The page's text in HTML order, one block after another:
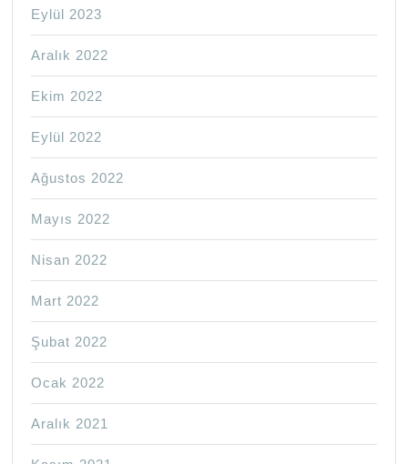
Eylül 2023
Aralık 2022
Ekim 2022
Eylül 2022
Ağustos 2022
Mayıs 2022
Nisan 2022
Mart 2022
Şubat 2022
Ocak 2022
Aralık 2021